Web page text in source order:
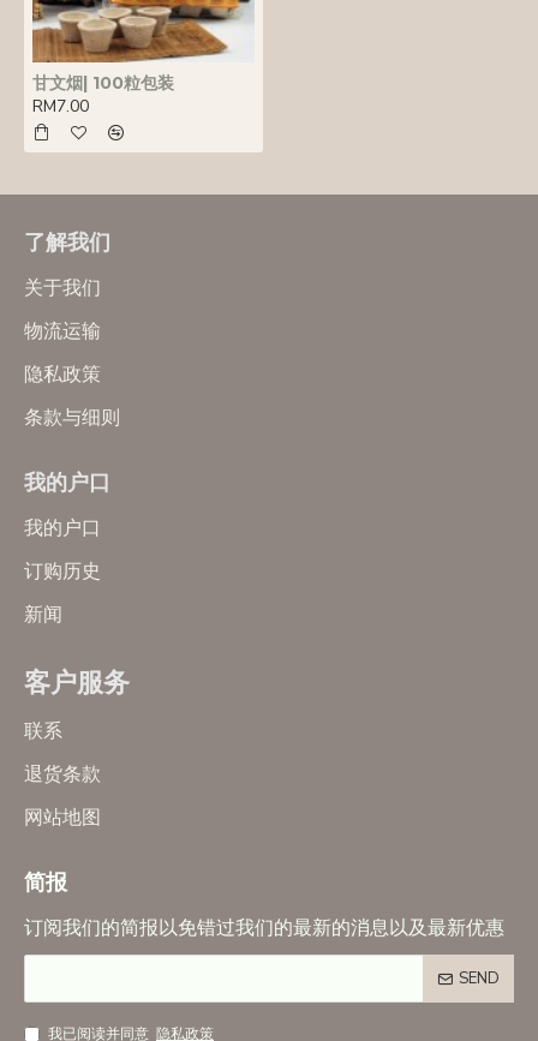
甘文烟| 100粒包装
RM7.00
了解我们
关于我们
物流运输
隐私政策
条款与细则
我的户口
我的户口
订购历史
新闻
客户服务
联系
退货条款
网站地图
简报
订阅我们的简报以免错过我们的最新的消息以及最新优惠
SEND
我已阅读并同意 隐私政策